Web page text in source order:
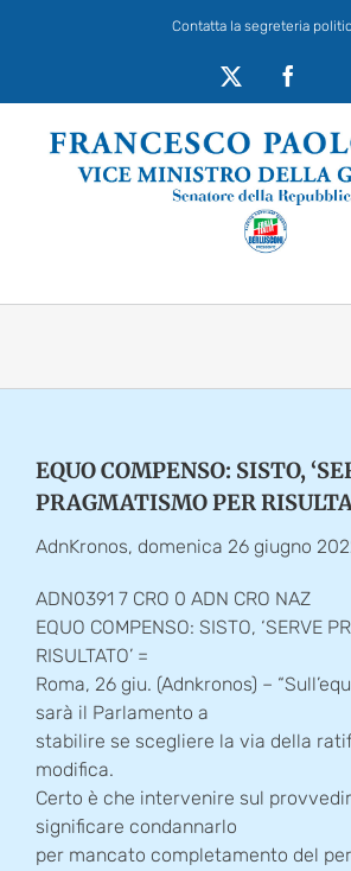
Contatta la segreteria
EQUO COMPENSO: SISTO,
PRAGMATISMO PER
AdnKronos, domenica 26 giugno
ADN0391 7 CRO 0 ADN CRO NAZ
EQUO COMPENSO: SISTO, ‘SERVE
RISULTATO’ =
Roma, 26 giu. (Adnkronos) –
sarà il Parlamento a
stabilire se scegliere la via della
modifica.
Certo è che intervenire sul
significare condannarlo
per mancato completamento del